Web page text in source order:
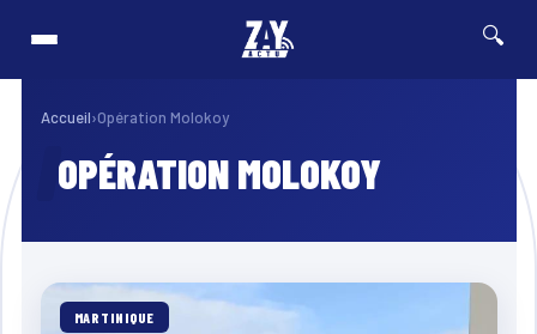
🔍
⚡ Breaking
pour retrouver les derniers véhicules concernés FRANCE &
Accueil›Opération Molokoy
OPÉRATION MOLOKOY
MARTINIQUE